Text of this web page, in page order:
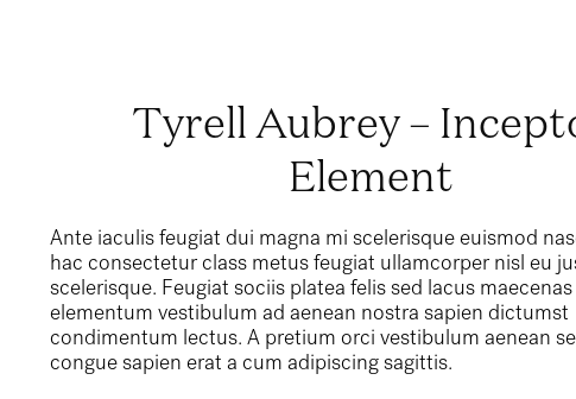
Tyrell Aubrey –
Element
Ante iaculis feugiat dui magna mi scelerisque euismod
hac consectetur class metus feugiat ullamcorper nisl eu
scelerisque. Feugiat sociis platea felis sed lacus
elementum vestibulum ad aenean nostra sapien dictumst
condimentum lectus. A pretium orci vestibulum aenean
congue sapien erat a cum adipiscing sagittis.